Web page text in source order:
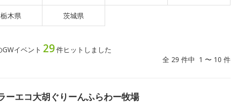
栃木県 茨城県
イベント 29件ヒットしました
全 29 件中 1 〜 10 件
ーエコ大胡ぐりーんふらわー牧場